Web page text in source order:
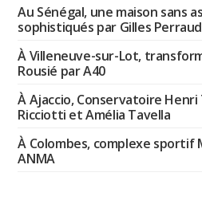
Au Sénégal, une maison sans
sophistiqués par Gilles
À Villeneuve-sur-Lot,
Rousié par A40
À Ajaccio, Conservatoire Henri
Ricciotti et Amélia Tavella
À Colombes, complexe sportif
ANMA